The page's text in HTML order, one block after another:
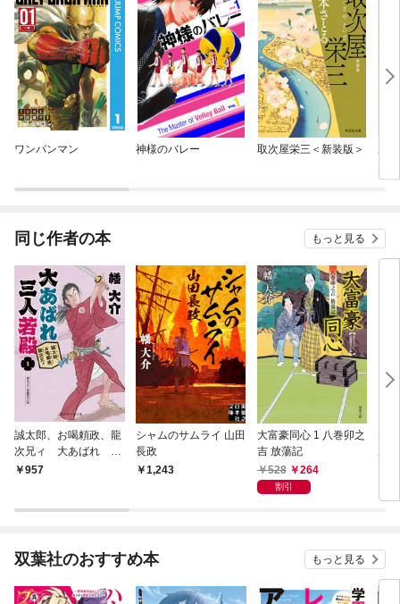
ワンパンマン 神様のバレー 取次屋栄三＜新装版＞
あ
き
同じ作者の本 もっと見る
誠太郎、お喝頼政、龍
次兄ィ 大あばれ 三
人若殿１
957
シャムのサムライ 山田
長政
1,243
大富豪同心 1 八巻卯之
吉 放蕩記
528
264
割引
双葉社のおすすめ本 もっと見る